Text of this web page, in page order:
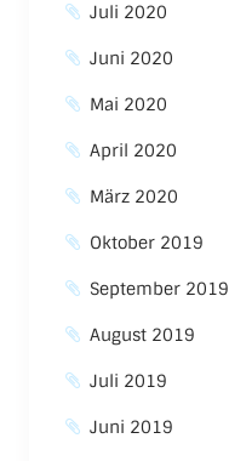
Juli 2020
Juni 2020
Mai 2020
April 2020
März 2020
Oktober 2019
September 2019
August 2019
Juli 2019
Juni 2019